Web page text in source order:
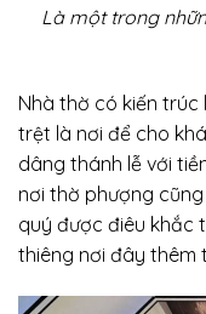
Là một trong
Nhà thờ có kiến
trệt là nơi để cho
dâng thánh lễ với
nơi thờ phượng
quý được điêu khắc
thiêng nơi đây thêm